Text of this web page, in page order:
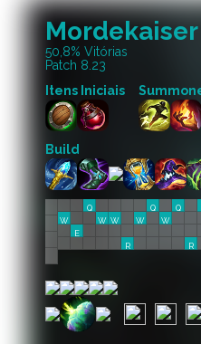
Mordekaiser
50,8% Vitórias
Patch 8.23
Itens Iniciais
Build
W
E
Q
W W
R
W
Q
W
Q
R